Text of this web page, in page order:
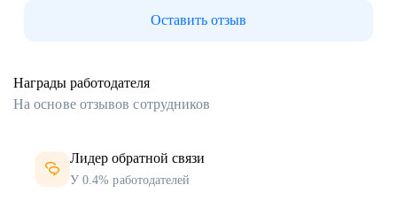
Оставить отзыв
Награды работодателя
На основе отзывов сотрудников
Лидер обратной связи
У 0.4% работодателей